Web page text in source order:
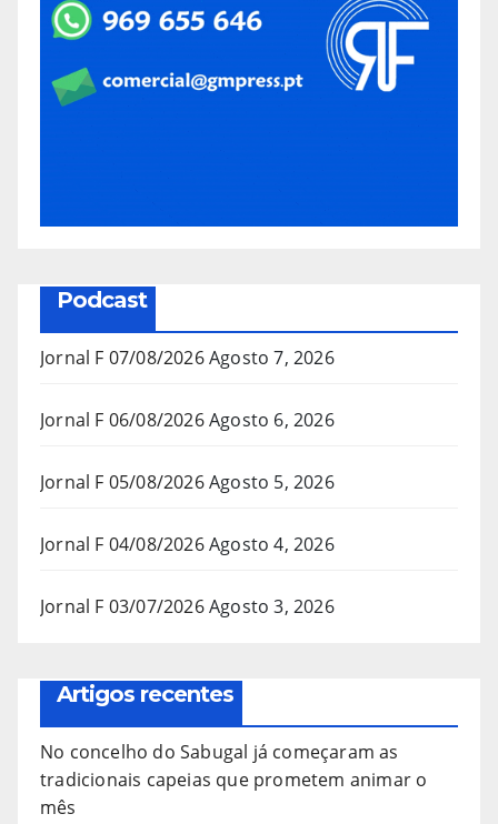
Podcast
Jornal F 07/08/2026Agosto 7, 2026
Jornal F 06/08/2026Agosto 6, 2026
Jornal F 05/08/2026Agosto 5, 2026
Jornal F 04/08/2026Agosto 4, 2026
Jornal F 03/07/2026Agosto 3, 2026
Artigos recentes
No concelho do Sabugal já começaram as
tradicionais capeias que prometem animar o
mês